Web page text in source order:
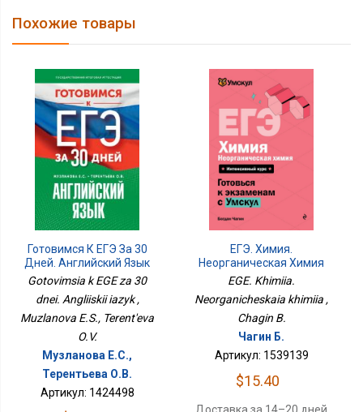
Похожие товары
Готовимся К ЕГЭ За 30
Дней. Английский Язык
Gotovimsia k EGE za 30
dnei. Angliiskii iazyk ,
Muzlanova E.S., Terent'eva
O.V.
Музланова Е.С.,
Терентьева О.В.
Артикул: 1424498
ЕГЭ. Химия.
Неорганическая Химия
EGE. Khimiia.
Neorganicheskaia khimiia ,
Chagin B.
Чагин Б.
Артикул: 1539139
$15.40
Доставка за 14–20 дней